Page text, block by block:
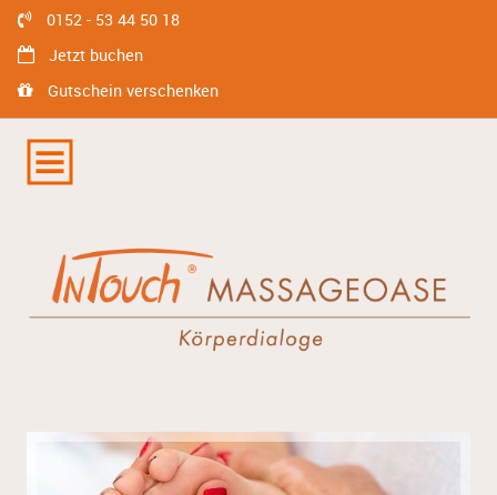
0152 - 53 44 50 18
Jetzt buchen
Gutschein verschenken